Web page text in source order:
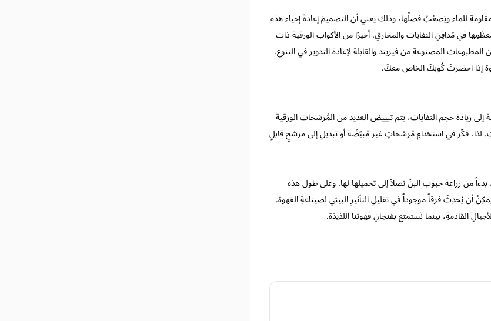
للماء ويَصعُبُ فصلُها، وذلك يعني أن التصميمَ إعادةَ إحياء هذه
في مَدافِنِ النفايات والمحارقِ. أخيرًا من الأكواب الورقية ذات
المصنوعة من فيريند والقابلة لإعادة التدوير في التنوع.
إذا احضرتَ كُوبكَ الخاص معكَ.
زيادة حجم النفايات، يتم تبييض العديد من المُرشحات الورقية
لذا، فكّر في استخدامِ مُرشحاتٍ غير مُبيّضَة أو تبديلِ إلى مرشحٍ قابلٍ
من زراعة حبوب البنّ تصلاً إلى تحميلها لها. وعلى طول هذه
يُحدِثَ فرقاً موجوداً في تقليلِ التأثيرِ البيئي لصيناعةِ القهوة.
القادمةِ، بينما نَستمتع بفنجانِ قهوتنا اللذيذة.